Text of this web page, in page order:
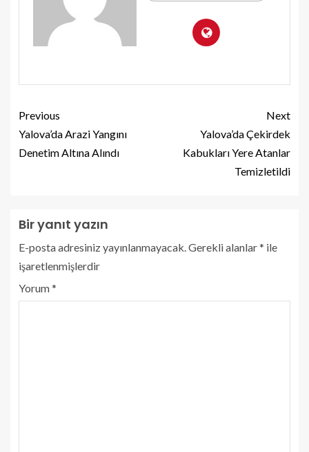
Previous
Yalova’da Arazi Yangını
Denetim Altına Alındı
Next
Yalova’da Çekirdek
Kabukları Yere Atanlar
Temizletildi
Bir yanıt yazın
E-posta adresiniz yayınlanmayacak.Gerekli alanlar* ile
işaretlenmişlerdir
Yorum*